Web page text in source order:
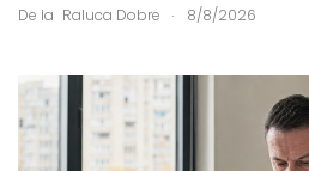
De la Raluca Dobre . 8/8/2026